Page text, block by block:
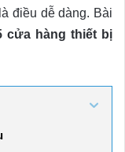
điều dễ dàng. Bài
cửa hàng thiết bị